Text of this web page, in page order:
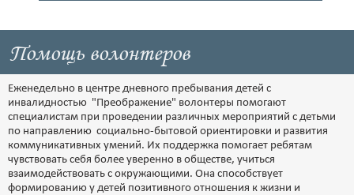
Помощь волонтеров
Еженедельно в центре дневного пребывания детей с
инвалидностью "Преображение" волонтеры помогают
специалистам при проведении различных мероприятий с детьми
по направлению социально-бытовой ориентировки и развития
коммуникативных умений. Их поддержка помогает ребятам
чувствовать себя более уверенно в обществе, учиться
взаимодействовать с окружающими. Она способствует
формированию у детей позитивного отношения к жизни и